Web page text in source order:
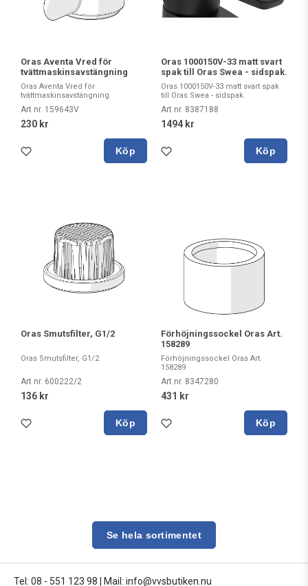
Oras Aventa Vred för
tvättmaskinsavstängning
Oras Aventa Vred för
tvättmaskinsavstängning
Art nr. 159643V
230 kr
Köp
Oras 1000150V-33 matt svart
spak till Oras Swea - sidspak.
Oras 1000150V-33 matt svart spak
till Oras Swea - sidspak.
Art nr. 8387188
1494 kr
Köp
Oras Smutsfilter, G1/2
Oras Smutsfilter, G1/2
Art nr. 600222/2
136 kr
Köp
Förhöjningssockel Oras Art.
158289
Förhöjningssockel Oras Art.
158289
Art nr. 8347280
431 kr
Köp
Se hela sortimentet
Tel: 08 - 551 123 98 | Mail: info@vvsbutiken.nu